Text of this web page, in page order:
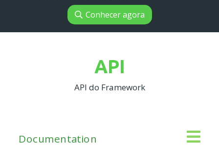
Conhecer agora
API
API do Framework
Documentation